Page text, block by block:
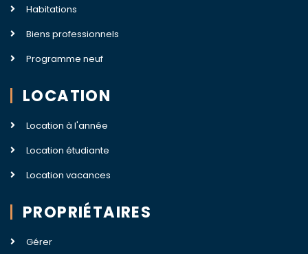
Habitations
Biens professionnels
Programme neuf
LOCATION
Location à l'année
Location étudiante
Location vacances
PROPRIÉTAIRES
Gérer